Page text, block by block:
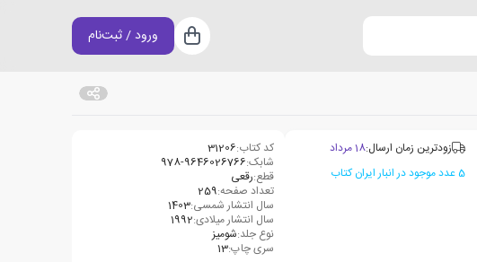
سبد خرید
ورود / ثبت‌نام
زودترین زمان ارسال:18 مرداد
5 عدد موجود در انبار ایران کتاب
کد کتاب:31206
شابک:978-9646026766
قطع:رقعی
تعداد صفحه:259
سال انتشار شمسی:1403
سال انتشار میلادی:1992
نوع جلد:شومیز
سری چاپ:13